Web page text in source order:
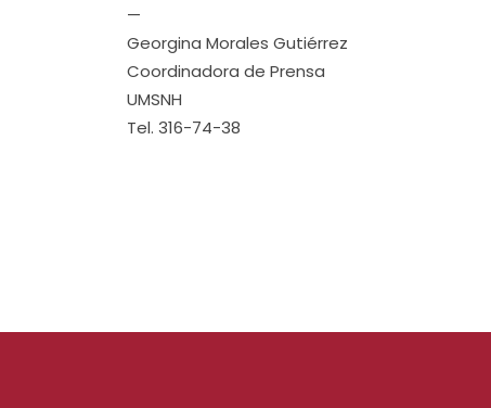
—
Georgina Morales Gutiérrez
Coordinadora de Prensa
UMSNH
Tel. 316-74-38